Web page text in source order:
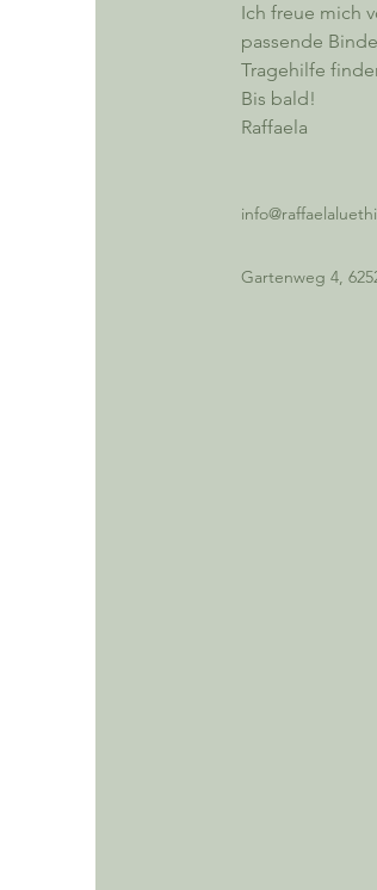
Ich freue mich
passende
Tragehilfe
Bis bald!
Raffaela
Gartenweg 4,